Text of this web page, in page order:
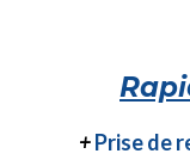
+Prise de